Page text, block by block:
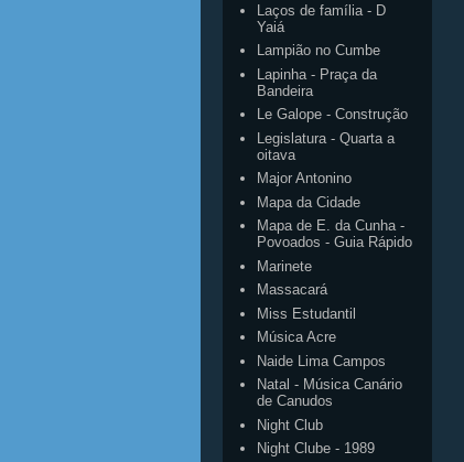
Laços de família - D
Yaiá
Lampião no Cumbe
Lapinha - Praça da
Bandeira
Le Galope - Construção
Legislatura - Quarta a
oitava
Major Antonino
Mapa da Cidade
Mapa de E. da Cunha -
Povoados - Guia Rápido
Marinete
Massacará
Miss Estudantil
Música Acre
Naide Lima Campos
Natal - Música Canário
de Canudos
Night Club
Night Clube - 1989